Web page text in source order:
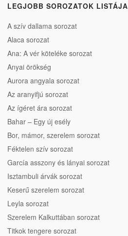
LEGJOBB SOROZATOK LISTÁJA
A szív dallama sorozat
Alaca sorozat
Ana: A vér köteléke sorozat
Anyai örökség
Aurora angyala sorozat
Az aranyifjú sorozat
Az ígéret ára sorozat
Bahar – Egy új esély
Bor, mámor, szerelem sorozat
Féktelen szív sorozat
García asszony és lányai sorozat
Isztambuli árvák sorozat
Keserű szerelem sorozat
Leyla sorozat
Szerelem Kalkuttában sorozat
Titkok tengere sorozat